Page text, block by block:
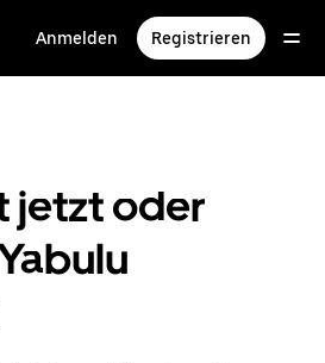
Anmelden Registrieren
jetzt oder